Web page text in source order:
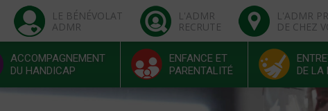
LE BÉNÉVOLAT
ADMR
L'ADMR
RECRUTE
L'ADMR
DE CHEZ
ACCOMPAGNEMENT
DU HANDICAP
ENFANCE ET
PARENTALITÉ
DE LA